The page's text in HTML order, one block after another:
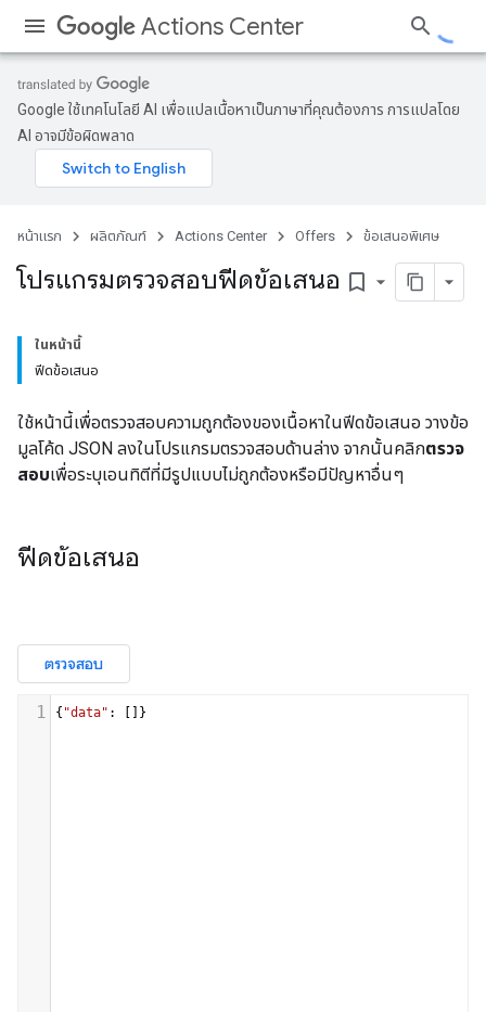
Actions Center
Google ใช้เทคโนโลยี AI เพื่อแปลเนื้อหาเป็นภาษาที่คุณต้องการ การแปลโดย
AI อาจมีข้อผิดพลาด
หน้าแรก ผลิตภัณฑ์ Actions Center Offers ข้อเสนอพิเศษ
โปรแกรมตรวจสอบฟีดข้อเสนอ bookmark_border
ในหน้านี้
ฟีดข้อเสนอ
ใช้หน้านี้เพื่อตรวจสอบความถูกต้องของเนื้อหาในฟีดข้อเสนอ วางข้อ
มูลโค้ด JSON ลงในโปรแกรมตรวจสอบด้านล่าง จากนั้นคลิกตรวจ
สอบเพื่อระบุเอนทิตีที่มีรูปแบบไม่ถูกต้องหรือมีปัญหาอื่นๆ
ฟีดข้อเสนอ